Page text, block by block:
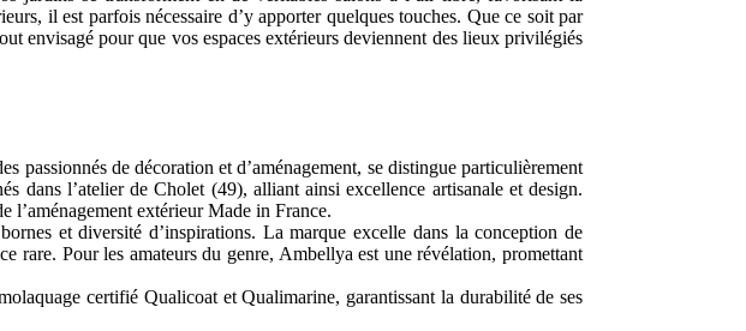
il est parfois nécessaire d’y apporter quelques touches. Que ce soit par
envisagé pour que vos espaces extérieurs deviennent des lieux privilégiés
passionnés de décoration et d’aménagement, se distingue particulièrement
dans l’atelier de Cholet (49), alliant ainsi excellence artisanale et design.
l’aménagement extérieur Made in France.
et diversité d’inspirations. La marque excelle dans la conception de
rare. Pour les amateurs du genre, Ambellya est une révélation, promettant
certifié Qualicoat et Qualimarine, garantissant la durabilité de ses